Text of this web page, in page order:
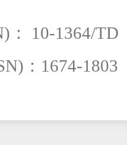
： 10-1364/TD
：1674-1803